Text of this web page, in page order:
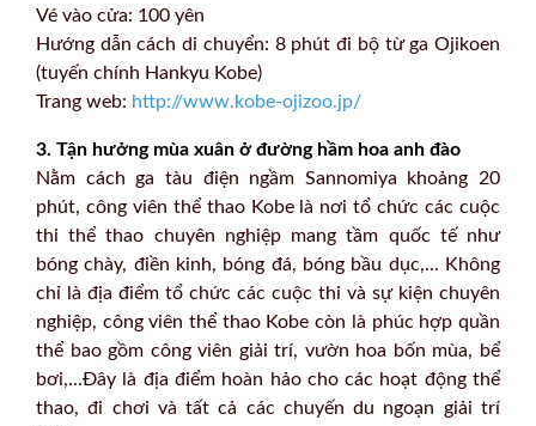
Vé vào cửa: 100 yên
Hướng dẫn cách di chuyển: 8 phút đi bộ từ ga Ojikoen
(tuyến chính Hankyu Kobe)
Trang web: http://www.kobe-ojizoo.jp/
3. Tận hưởng mùa xuân ở đường hầm hoa anh đào
Nằm cách ga tàu điện ngầm Sannomiya khoảng 20
phút, công viên thể thao Kobe là nơi tổ chức các cuộc
thi thể thao chuyên nghiệp mang tầm quốc tế như
bóng chày, điền kinh, bóng đá, bóng bầu dục,... Không
chỉ là địa điểm tổ chức các cuộc thi và sự kiện chuyên
nghiệp, công viên thể thao Kobe còn là phúc hợp quần
thể bao gồm công viên giải trí, vườn hoa bốn mùa, bể
bơi,...Đây là địa điểm hoàn hảo cho các hoạt động thể
thao, đi chơi và tất cả các chuyến du ngoạn giải trí